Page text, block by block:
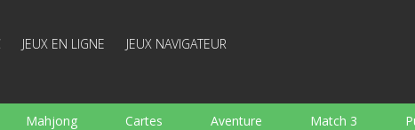
JEUX EN LIGNE JEUX NAVIGATEUR
Mahjong Cartes Aventure Match 3